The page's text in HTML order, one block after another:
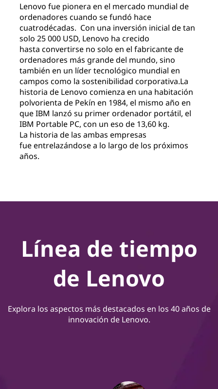
Lenovo fue pionera en el mercado mundial de
ordenadores cuando se fundó hace
cuatrodécadas. Con una inversión inicial de tan
solo 25 000 USD, Lenovo ha crecido
hasta convertirse no solo en el fabricante de
ordenadores más grande del mundo, sino
también en un líder tecnológico mundial en
campos como la sostenibilidad corporativa.La
historia de Lenovo comienza en una habitación
polvorienta de Pekín en 1984, el mismo año en
que IBM lanzó su primer ordenador portátil, el
IBM Portable PC, con un eso de 13,60 kg.
La historia de las ambas empresas
fueentrelazándose a lo largo de los próximos
años.
Línea de tiempo
de Lenovo
Explora los aspectos más destacados en los 40 años de
innovación de Lenovo.